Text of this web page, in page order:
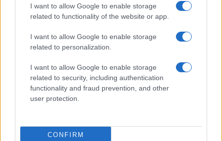
I want to allow Google to enable storage
related to functionality of the website or app.
I want to allow Google to enable storage
related to personalization.
I want to allow Google to enable storage
related to security, including authentication
functionality and fraud prevention, and other
user protection.
CONFIRM
Cómo configurar firmas claras en Ethereum paso a paso
Lucía Herrera · 23 Jun 2026
Nombre Precio